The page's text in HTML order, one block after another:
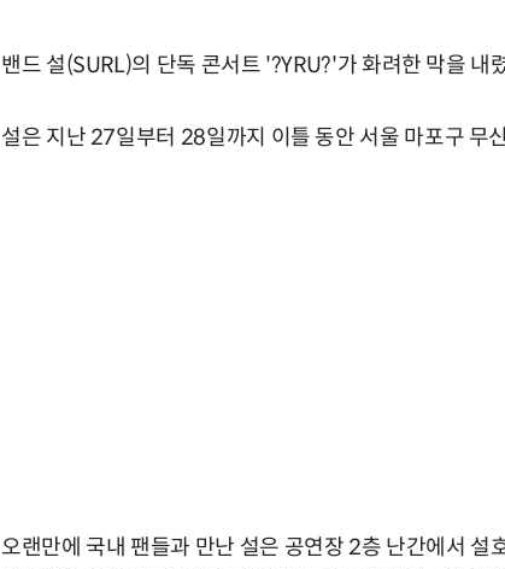
밴드 설(SURL)의 단독 콘서트 '?YRU?'가 화려한 막을 내
설은 지난 27일부터 28일까지 이틀 동안 서울 마포구 무
오랜만에 국내 팬들과 만난 설은 공연장 2층 난간에서 설